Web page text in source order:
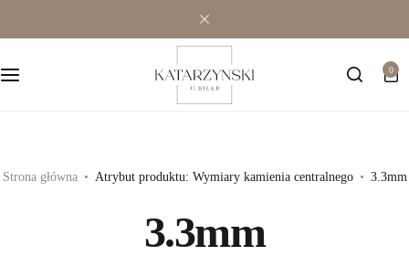
0
Strona główna Atrybut produktu: Wymiary kamienia centralnego 3.3mm
3.3mm
Premium
Naszyjniki